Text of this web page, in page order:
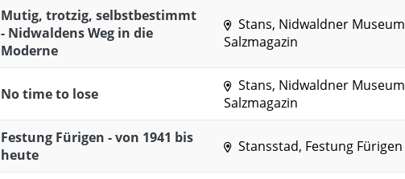
Mutig, trotzig, selbstbestimmt
- Nidwaldens Weg in die
Moderne
Stans, Nidwaldner Museum
Salzmagazin
No time to lose
Stans, Nidwaldner Museum
Salzmagazin
Festung Fürigen - von 1941 bis
heute
Stansstad, Festung Fürigen